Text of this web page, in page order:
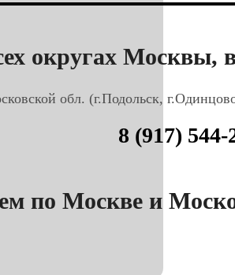
округах Москвы,
обл. (г.Подольск,
8 (917) 544-
по Москве и